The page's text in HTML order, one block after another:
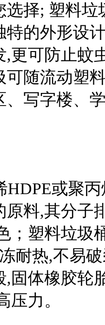
选择; 塑料
特的外形设
,更可防止蚊
可随流动塑
、写字楼、
或聚丙
原料,其分子
；塑料垃圾
耐热,不易
,固体橡胶轮
压力。